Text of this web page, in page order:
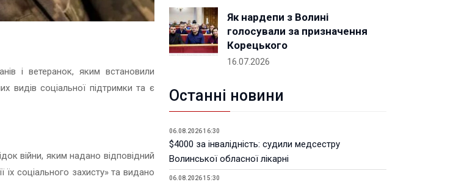
і ветеранок, яким встановили
видів соціальної підтримки та є
війни, яким надано відповідний
їх соціального захисту» та видано
Як нардепи з Волині
голосували за призначення
Корецького
16.07.2026
Останні новини
06.08.2026 16:30
$4000 за інвалідність: судили медсестру
Волинської обласної лікарні
06.08.2026 15:30